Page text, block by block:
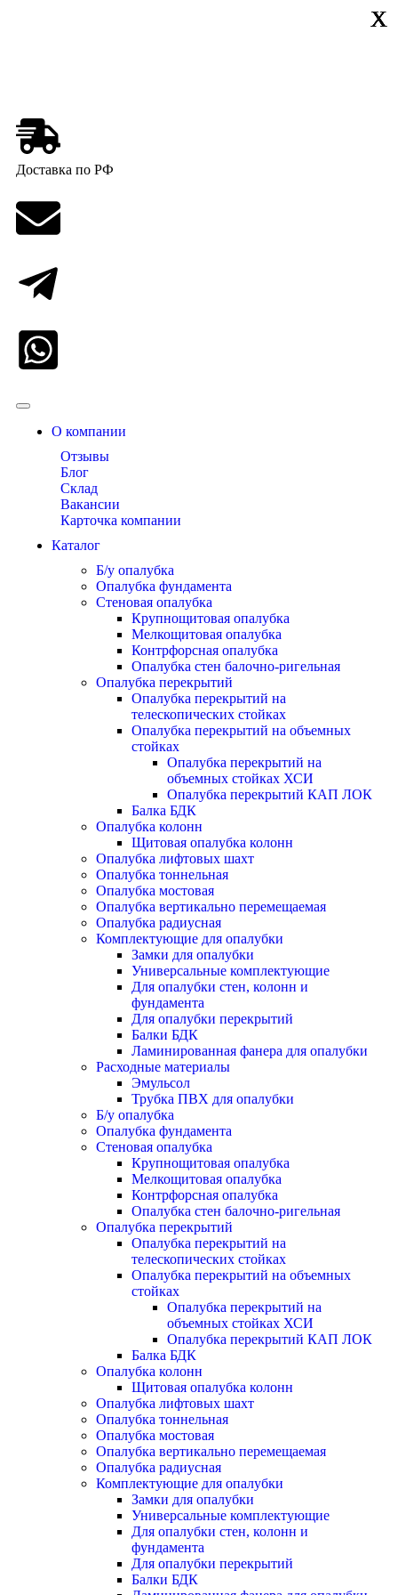
Доставка по РФ
О компании
Отзывы
Блог
Склад
Вакансии
Карточка компании
Каталог
Б/у опалубка
Опалубка фундамента
Стеновая опалубка
Крупнощитовая опалубка
Мелкощитовая опалубка
Контрфорсная опалубка
Опалубка стен балочно-ригельная
Опалубка перекрытий
Опалубка перекрытий на
телескопических стойках
Опалубка перекрытий на объемных
стойках
Опалубка перекрытий на
объемных стойках ХСИ
Опалубка перекрытий КАП ЛОК
Балка БДК
Опалубка колонн
Щитовая опалубка колонн
Опалубка лифтовых шахт
Опалубка тоннельная
Опалубка мостовая
Опалубка вертикально перемещаемая
Опалубка радиусная
Комплектующие для опалубки
Замки для опалубки
Универсальные комплектующие
Для опалубки стен, колонн и
фундамента
Для опалубки перекрытий
Балки БДК
Ламинированная фанера для опалубки
Расходные материалы
Эмульсол
Трубка ПВХ для опалубки
Б/у опалубка
Опалубка фундамента
Стеновая опалубка
Крупнощитовая опалубка
Мелкощитовая опалубка
Контрфорсная опалубка
Опалубка стен балочно-ригельная
Опалубка перекрытий
Опалубка перекрытий на
телескопических стойках
Опалубка перекрытий на объемных
стойках
Опалубка перекрытий на
объемных стойках ХСИ
Опалубка перекрытий КАП ЛОК
Балка БДК
Опалубка колонн
Щитовая опалубка колонн
Опалубка лифтовых шахт
Опалубка тоннельная
Опалубка мостовая
Опалубка вертикально перемещаемая
Опалубка радиусная
Комплектующие для опалубки
Замки для опалубки
Универсальные комплектующие
Для опалубки стен, колонн и
фундамента
Для опалубки перекрытий
Балки БДК
Х
Х
Х
X
X